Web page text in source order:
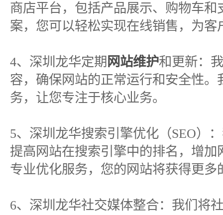
商店平台，包括产品展示、购物车
案，您可以轻松实现在线销售，为
4、深圳龙华定期 网站维护和更新：
容，确保网站的正常运行和安全性
务，让您专注于核心业务。
5、深圳龙华搜索引擎优化（SEO）
提高网站在搜索引擎中的排名，增
专业优化服务，您的网站将获得更多
6、深圳龙华社交媒体整合：我们将